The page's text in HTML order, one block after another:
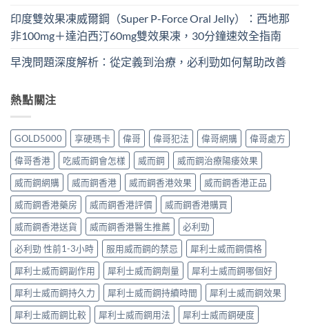
印度雙效果凍威爾鋼（Super P-Force Oral Jelly）：西地那
非100mg＋達泊西汀60mg雙效果凍，30分鐘速效全指南
早洩問題深度解析：從定義到治療，必利勁如何幫助改善
熱點關注
GOLD5000 享硬瑪卡 偉哥 偉哥犯法 偉哥網購
偉哥處方
偉哥香港
吃威而鋼會怎樣 威而鋼
威而鋼治療陽痿效果
威而鋼網購
威而鋼香港 威而鋼香港效果
威而鋼香港正品
威而鋼香港藥房
威而鋼香港評價
威而鋼香港購買
威而鋼香港送貨
威而鋼香港醫生推薦
必利勁
必利勁 性前1-3小時
服用威而鋼的禁忌
犀利士威而鋼價格
犀利士威而鋼副作用
犀利士威而鋼劑量
犀利士威而鋼哪個好
犀利士威而鋼持久力
犀利士威而鋼持續時間
犀利士威而鋼效果
犀利士威而鋼比較
犀利士威而鋼用法 犀利士威而鋼硬度